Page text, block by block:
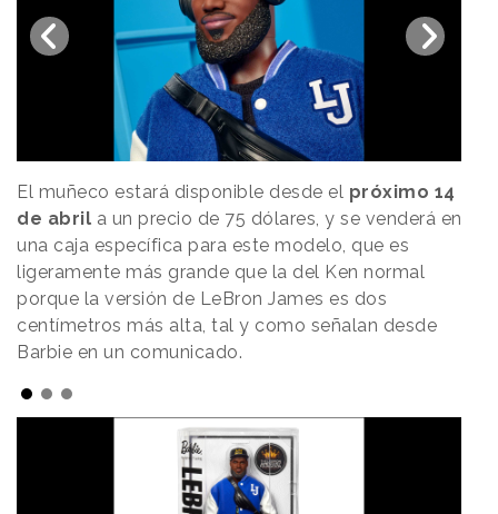
El muñeco estará disponible desde el próximo 14
de abril a un precio de 75 dólares, y se venderá en
una caja específica para este modelo, que es
ligeramente más grande que la del Ken normal
porque la versión de LeBron James es dos
centímetros más alta, tal y como señalan desde
Barbie en un comunicado.